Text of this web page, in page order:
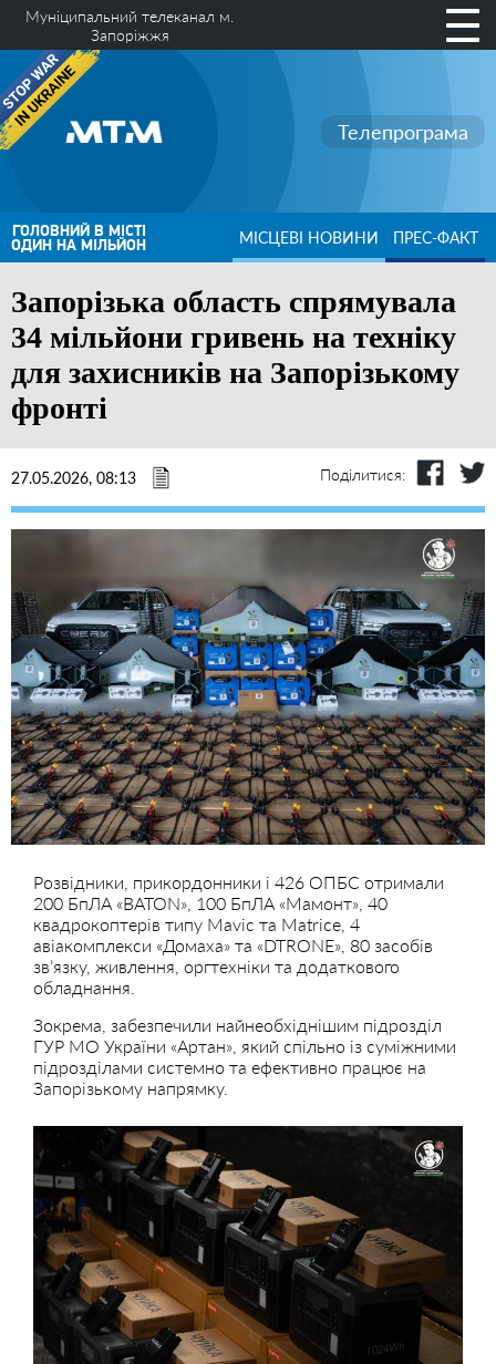
Муніципальний телеканал м.
Запоріжжя
Телепрограма
ГОЛОВНИЙ В МІСТІ
ОДИН НА МІЛЬЙОН МІСЦЕВІ НОВИНИ ПРЕС-ФАКТ
Запорізька область спрямувала
34 мільйони гривень на техніку
для захисників на Запорізькому
фронті
27.05.2026, 08:13 Поділитися:
Розвідники, прикордонники і 426 ОПБС отримали
200 БпЛА «BATON», 100 БпЛА «Мамонт», 40
квадрокоптерів типу Mavic та Matrice, 4
авіакомплекси «Домаха» та «DTRONE», 80 засобів
зв’язку, живлення, оргтехніки та додаткового
обладнання.
Зокрема, забезпечили найнеобхіднішим підрозділ
ГУР МО України «Артан», який спільно із суміжними
підрозділами системно та ефективно працює на
Запорізькому напрямку.